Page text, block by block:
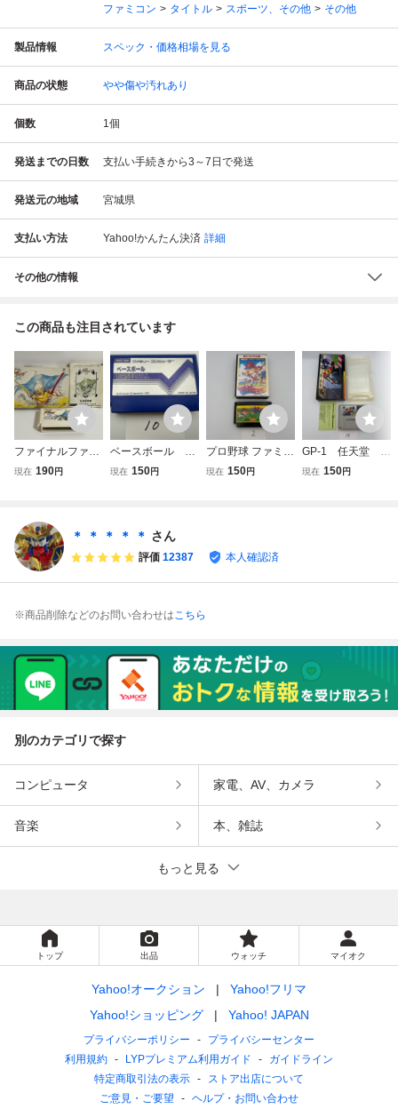
ファミコン
タイトル スポーツ、その他 その他
製品情報 スペック・価格相場を見る
商品の状態 やや傷や汚れあり
個数 1個
発送までの日数 支払い手続きから3～7日で発送
発送元の地域 宮城県
支払い方法 Yahoo!かんたん決済 詳細
その他の情報
この商品も注目されています
ファイナルファン
タジー3 任天
現在 190円
ベースボール 任
天堂 FC ファミ
現在 150円
プロ野球 ファミリ
ースタジアム 任
現在 150円
GP-1 任天堂 S
FC スーパーファ
現在 150円
＊ ＊ ＊ ＊ ＊ さん
評価 12387 本人確認済
※商品削除などのお問い合わせはこちら
別のカテゴリで探す
コンピュータ 家電、AV、カメラ
音楽 本、雑誌
もっと見る
トップ 出品 ウォッチ マイオク
Yahoo!オークション
Yahoo!フリマ
Yahoo!ショッピング
Yahoo! JAPAN
プライバシーポリシー
プライバシーセンター
利用規約
LYPプレミアム利用ガイド
ガイドライン
特定商取引法の表示
ストア出店について
ご意見・ご要望
ヘルプ・お問い合わせ